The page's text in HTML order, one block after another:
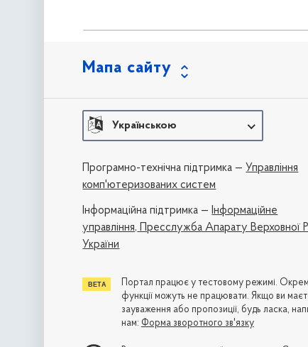
Мапа сайту
Українською
Програмно-технічна підтримка — Управління
комп'ютеризованих систем
Iнформаційна підтримка — Інформаційне
управління, Пресслужба Апарату Верховної
України
Портал працює у тестовому режимі.
функції можуть не працювати. Якщо ви
зауваження або пропозиції, будь ласка,
нам: Форма зворотного зв'язку